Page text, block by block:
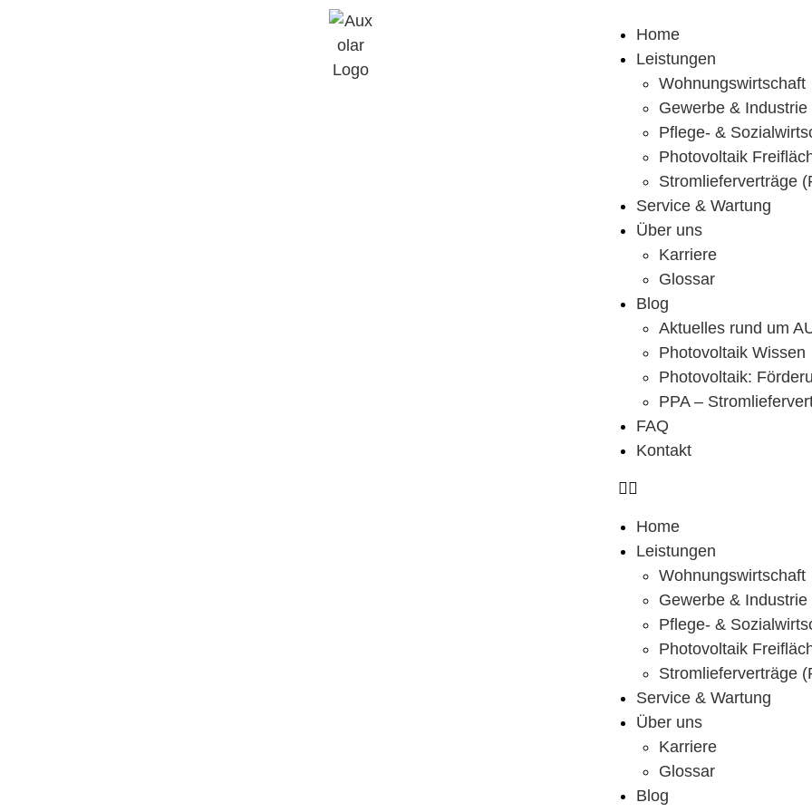
Home
Leistungen
Wohnungswirtschaft
Gewerbe & Industrie
Pflege- &
Photovoltaik
Stromlieferverträge
Service & Wartung
Über uns
Karriere
Glossar
Blog
Aktuelles rund um
Photovoltaik Wissen
Photovoltaik:
PPA –
FAQ
Kontakt
Home
Leistungen
Wohnungswirtschaft
Gewerbe & Industrie
Pflege- &
Photovoltaik
Stromlieferverträge
Service & Wartung
Über uns
Karriere
Glossar
Blog